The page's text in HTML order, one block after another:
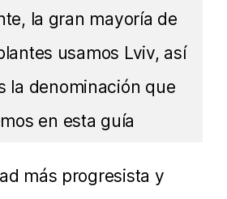
la gran mayoría de
usamos Lviv, así
la denominación que
en esta guía
más progresista y